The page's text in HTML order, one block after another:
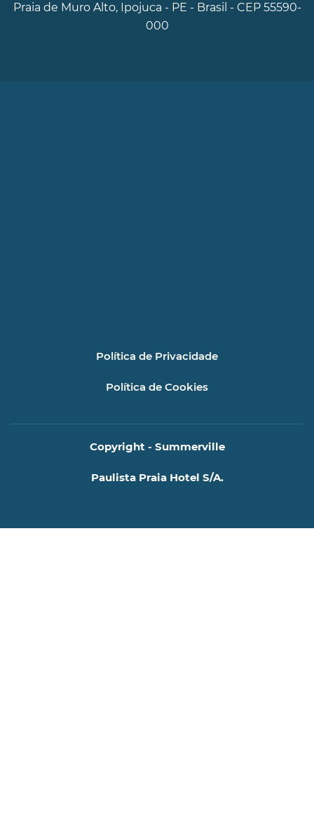
Praia de Muro Alto, Ipojuca - PE - Brasil - CEP 55590-
000
Política de Privacidade
Política de Cookies
Copyright - Summerville
Paulista Praia Hotel S/A.